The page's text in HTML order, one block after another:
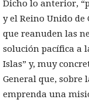
Dicho lo anterior,
y el Reino Unido
que reanuden las
solución pacífica a
Islas” y, muy
General que, sobre
emprenda una